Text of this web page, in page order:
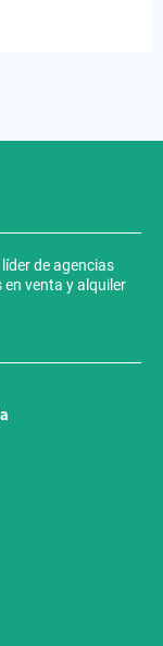
de agencias
en venta y alquiler